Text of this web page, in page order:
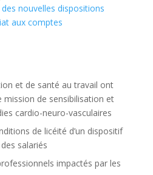
nouvelles dispositions
aux comptes
et de santé au travail ont
mission de sensibilisation et
cardio-neuro-vasculaires
de licéité d’un dispositif
salariés
impactés par les